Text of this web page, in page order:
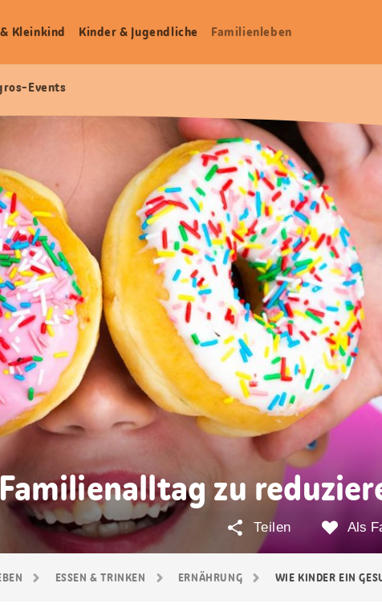
Kleinkind Kinder & Jugendliche Familien­leben
Events
ESSEN & TRINKEN ERNÄHRUNG WIE KINDER EIN GESUNDES
zu
Als
Teilen